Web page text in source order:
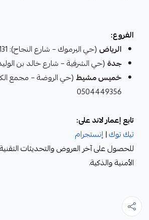
الفروع:
الرياض (حي اليرموك – شارع النجاح): 0591259131
جدة (حي الشرفية – شارع خالد بن الوليد):
خميس مشيط (حي الروضة – مجمع
0504449356
تابع إعمار لاند على:
تيك توك|إنستجرام
للحصول على آخر العروض والتحديثات
الأمنية والذكية.